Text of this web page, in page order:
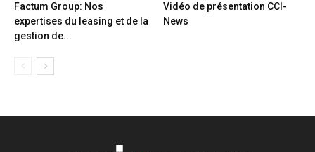
Factum Group: Nos
expertises du leasing et de la
gestion de...
Vidéo de présentation CCI-
News